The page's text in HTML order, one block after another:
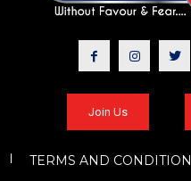
Join Us
TERMS AND CONDITION